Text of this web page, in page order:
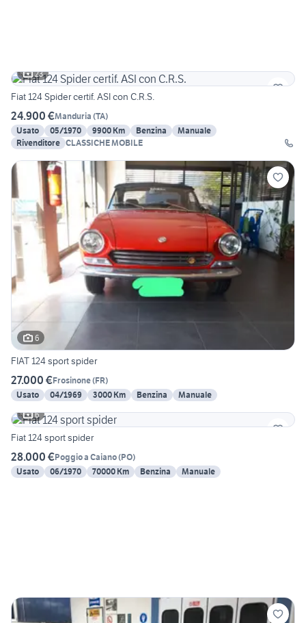
23
Fiat 124 Spider certif. ASI con C.R.S.
24.900 €Manduria (TA)
Usato
05/1970 9900 Km Benzina
Manuale
Rivenditore CLASSICHE MOBILE
6
FIAT 124 sport spider
27.000 €Frosinone(FR)
Usato
04/1969 3000 Km Benzina
Manuale
6
Fiat 124 sport spider
28.000 €Poggio a Caiano(PO)
Usato
06/1970 70000 Km Benzina Manuale